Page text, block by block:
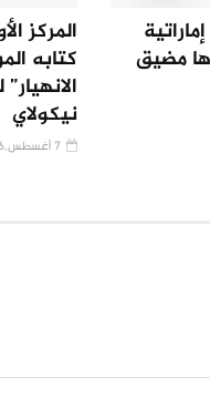
مضيق
المركز
كتابه
نيكولاي